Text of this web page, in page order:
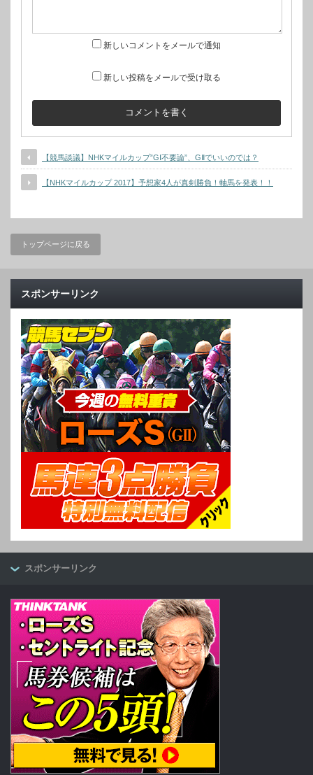
新しいコメントをメールで通知
新しい投稿をメールで受け取る
【競馬談議】NHKマイルカップ”GⅠ不要論”、GⅡでいいのでは？
【NHKマイルカップ 2017】予想家4人が真剣勝負！軸馬を発表！！
トップページに戻る
スポンサーリンク
スポンサーリンク